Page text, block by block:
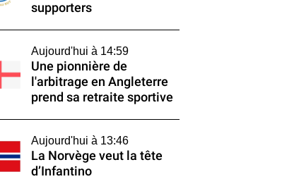
supporters
Aujourd'hui à 14:59
Une pionnière de
l'arbitrage en Angleterre
prend sa retraite sportive
Aujourd'hui à 13:46
La Norvège veut la tête
d’Infantino